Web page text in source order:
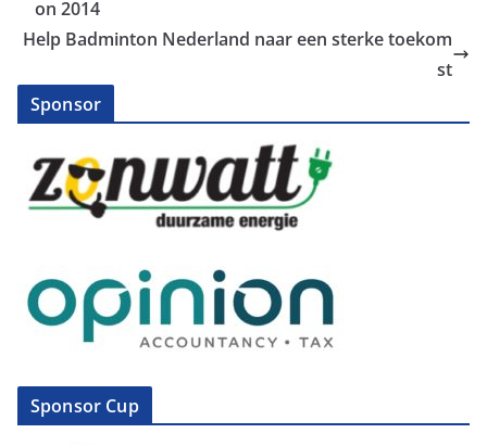
on 2014
Help Badminton Nederland naar een sterke toekom
st
Sponsor
Sponsor Cup